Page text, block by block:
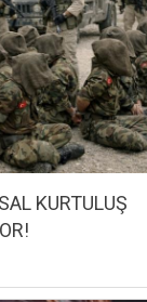
KURTULUŞ